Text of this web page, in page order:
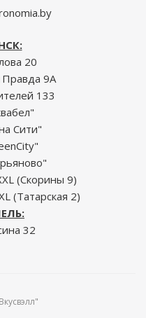
20
Правда 9А
133
Сити"
(Скорины 9)
(Татарская 2)
32